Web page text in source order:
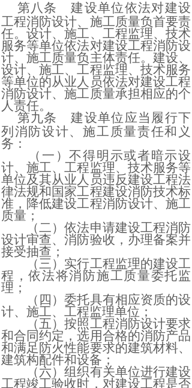
第八条
建设单位依法对建设
工程消防设计、施工质量负首要责
任。设计、施工、工程监理、技术
服务等单位依法对建设工程消防设
计、施工质量负主体责任。建设、
设计、施工、工程监理、技术服务
等单位的从业人员依法对建设工程
消防设计、施工质量承担相应的个
人责任。
第九条
建设单位应当履行下
列消防设计、施工质量责任和义
务：
（一）不得明示或者暗示设
计、施工、工程监理、技术服务等
单位及其从业人员违反建设工程法
律法规和国家工程建设消防技术标
准，降低建设工程消防设计、施工
质量；
（二）依法申请建设工程消防
设计审查、消防验收，办理备案并
接受抽查；
（三）实行工程监理的建设工
程，依法将消防施工质量委托监
理；
（四）委托具有相应资质的设
计、施工、工程监理单位；
（五）按照工程消防设计要求
和合同约定，选用合格的消防产品
和满足防火性能要求的建筑材料、
建筑构配件和设备；
（六）组织有关单位进行建设
工程竣工验收时，对建设工程是否